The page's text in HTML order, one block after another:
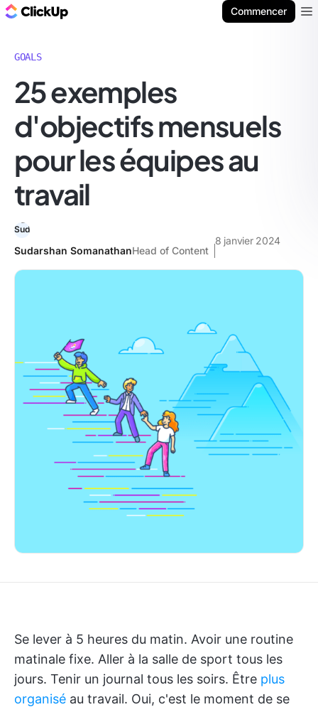
Commencer
GOALS
25 exemples
d'objectifs mensuels
pour les équipes au
travail
Sudarshan SomanathanHead of Content
8 janvier 2024
Se lever à 5 heures du matin. Avoir une routine
matinale fixe. Aller à la salle de sport tous les
jours. Tenir un journal tous les soirs. Être plus
organisé au travail. Oui, c'est le moment de se